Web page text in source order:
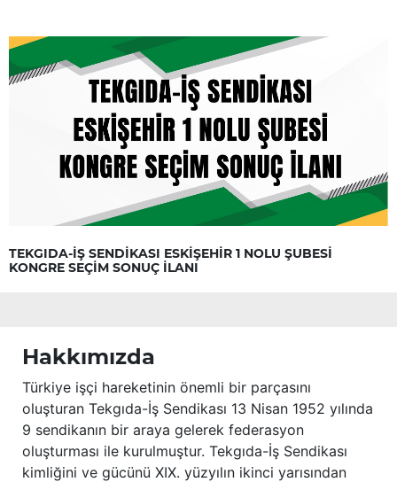
TEKGIDA-İŞ SENDİKASI ESKİŞEHİR 1 NOLU ŞUBESİ
KONGRE SEÇİM SONUÇ İLANI
Hakkımızda
Türkiye işçi hareketinin önemli bir parçasını
oluşturan Tekgıda-İş Sendikası 13 Nisan 1952 yılında
9 sendikanın bir araya gelerek federasyon
oluşturması ile kurulmuştur. Tekgıda-İş Sendikası
kimliğini ve gücünü XIX. yüzyılın ikinci yarısından